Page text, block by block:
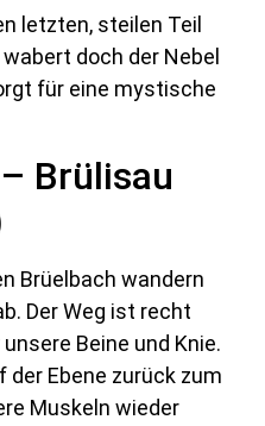
letzten, steilen Teil
doch der Nebel
für eine mystische
Brülisau
Brüelbach wandern
Der Weg ist recht
Beine und Knie.
Ebene zurück zum
Muskeln wieder